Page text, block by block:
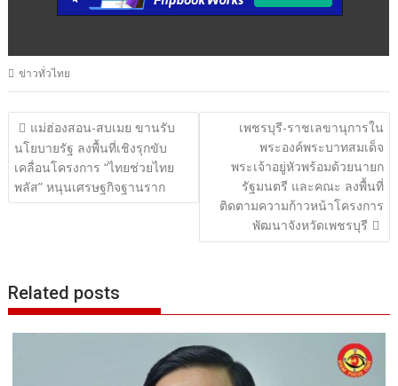
ข่าวทั่วไทย
แนะแนว
เรื่อง
แม่ฮ่องสอน-สบเมย ขานรับ
นโยบายรัฐ ลงพื้นที่เชิงรุกขับ
เคลื่อนโครงการ “ไทยช่วยไทย
พลัส” หนุนเศรษฐกิจฐานราก
เพชรบุรี-ราชเลขานุการใน
พระองค์พระบาทสมเด็จ
พระเจ้าอยู่หัวพร้อมด้วยนายก
รัฐมนตรี และคณะ ลงพื้นที่
ติดตามความก้าวหน้าโครงการ
พัฒนาจังหวัดเพชรบุรี
Related posts